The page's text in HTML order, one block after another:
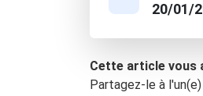
20/01/
Cette article vous
Partagez-le à